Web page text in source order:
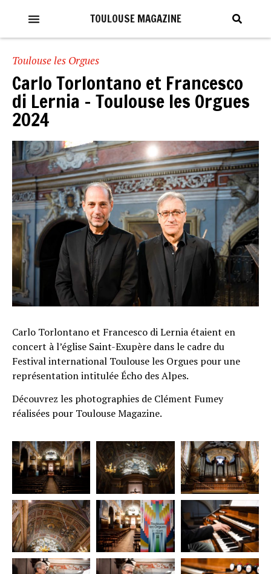
TOULOUSE MAGAZINE
Toulouse les Orgues
Carlo Torlontano et Francesco
di Lernia – Toulouse les Orgues
2024
Carlo Torlontano et Francesco di Lernia étaient en
concert à l’église Saint-Exupère dans le cadre du
Festival international Toulouse les Orgues pour une
représentation intitulée Écho des Alpes.
Découvrez les photographies de Clément Fumey
réalisées pour Toulouse Magazine.